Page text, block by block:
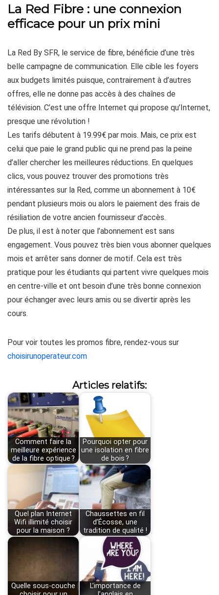
La Red Fibre : une connexion
efficace pour un prix mini
La Red By SFR, le service de fibre, bénéficie d’une très
belle campagne de communication. Elle cible les foyers
aux budgets limités puisque, contrairement à d’autres
offres, elle ne donne pas accès à des chaînes de
télévision. C’est une offre Internet qui propose qu’Internet,
presque une révolution !
Les tarifs débutent à 19.99€ par mois. Mais, ce prix est
celui que paie le grand public qui ne prend pas la peine
d’aller chercher les meilleures réductions. En quelques
clics, vous pouvez trouver des promotions très
intéressantes sur la Red, comme un abonnement à 10€
pendant plusieurs mois ou alors le paiement des frais de
résiliation de votre ancien fournisseur d’accès.
De plus, il est à noter que l’abonnement est sans
engagement. Vous pouvez très bien vous abonner quelques
mois et arrêter sans donner de motif. Cela est très
pratique pour les étudiants qui partent vivre quelques mois
en centre-ville et ont besoin d’une très bonne connexion
pour échanger avec leurs amis ou se divertir après les
cours.
Pour voir toutes les promos fibre, rendez-vous sur
choisirunoperateur.com
Articles relatifs:
Comment faire la
meilleure expérience
de la fibre optique ?
Pourquoi opter pour
une isolation en fibre
de bois ?
Quel plan Internet
Wifi illimité choisir
pour la maison ?
Chaussettes en fil
d’Écosse, une
tradition de qualité !
Quelle sous-couche
L’importance de